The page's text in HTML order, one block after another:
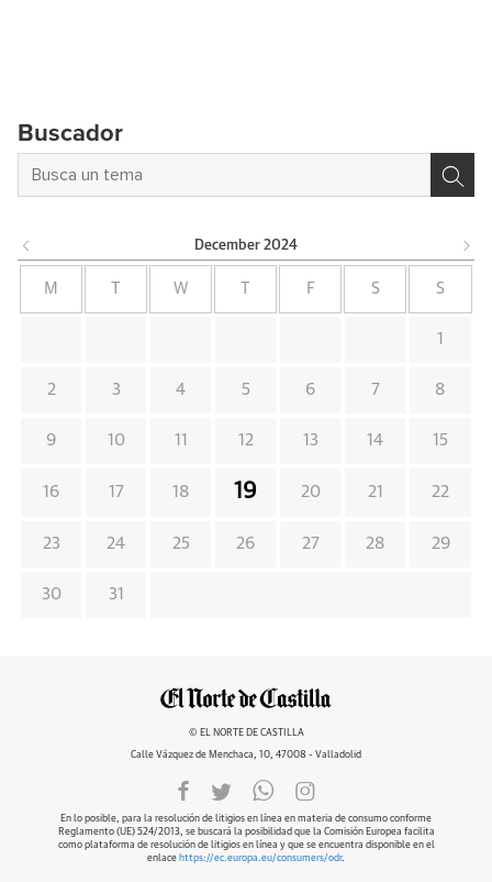
Buscador
December 2024
M W F S S
1
2 3 4 5 6 7 8
9 10 11 12 13 14 15
16 17 18 19 20 21 22
23 24 25 26 27 28 29
30 31
© EL NORTE DE CASTILLA
Calle Vázquez de Menchaca, 10, 47008 - Valladolid
En lo posible, para la resolución de litigios en línea en materia de consumo conforme
Reglamento (UE) 524/2013, se buscará la posibilidad que la Comisión Europea facilita
como plataforma de resolución de litigios en línea y que se encuentra disponible en el
enlace https://ec.europa.eu/consumers/odr.